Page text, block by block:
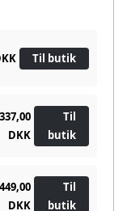
Til butik
337,00
DKK
Til
butik
449,00
DKK
Til
butik